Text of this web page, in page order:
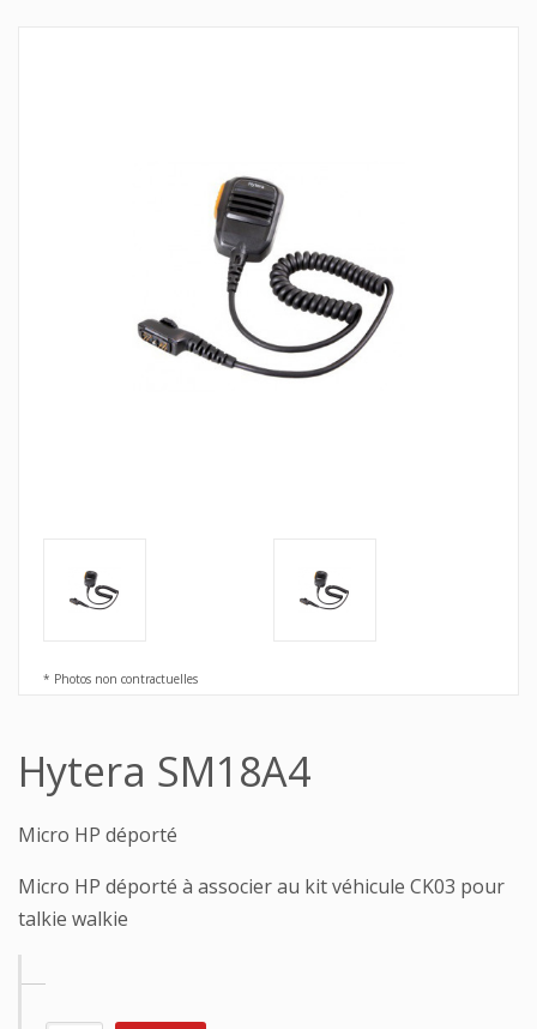
* Photos non contractuelles
Hytera SM18A4
Micro HP déporté
Micro HP déporté à associer au kit véhicule CK03 pour
talkie walkie